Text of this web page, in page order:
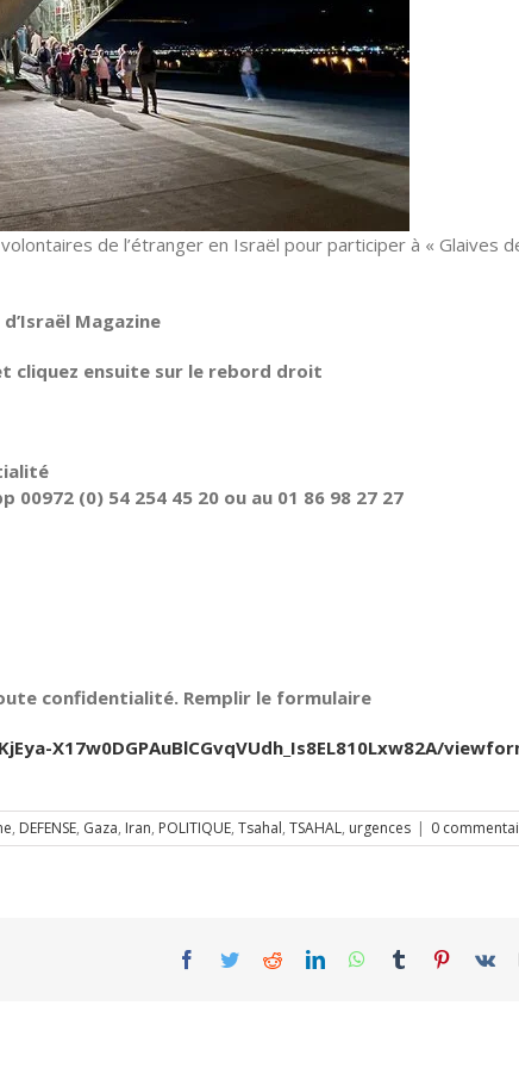
de l’étranger en Israël pour participer à « Glaives
Magazine
cliquez ensuite sur le rebord droit
(0) 54 254 45 20 ou au 01 86 98 27 27
confidentialité. Remplir le formulaire
X17w0DGPAuBlCGvqVUdh_Is8EL810Lxw82A/
, DEFENSE, Gaza, Iran, POLITIQUE, Tsahal, TSAHAL, urgences | 0
Facebook
TwitterRedditLinkedInWhatsApp
Tumblr Pinterest
Vk